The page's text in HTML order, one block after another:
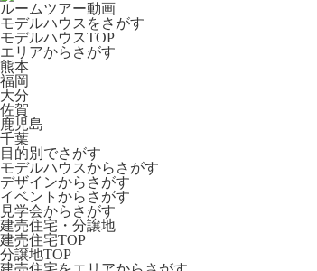
ルームツアー動画
モデルハウスをさがす
モデルハウスTOP
エリアからさがす
熊本
福岡
大分
佐賀
鹿児島
千葉
目的別でさがす
モデルハウスからさがす
デザインからさがす
イベントからさがす
見学会からさがす
建売住宅・分譲地
建売住宅TOP
分譲地TOP